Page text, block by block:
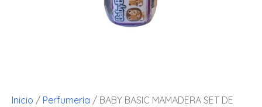
Inicio / Perfumería / BABY BASIC MAMADERA SET DE